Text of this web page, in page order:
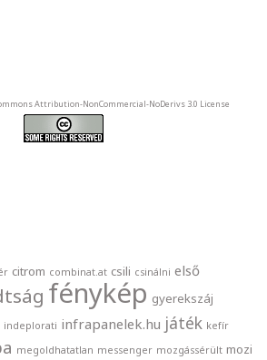
Attribution-NonCommercial-NoDerivs 3.0 License
citrom combinat.at csili csinálni első
fénykép gyerekszáj
indeplorati infrapanelek.hu játék kefír
megoldhatatlan messenger mozgássérült mozi